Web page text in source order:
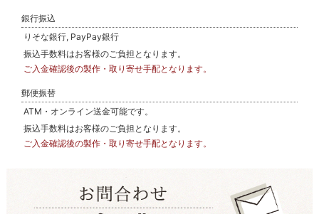
銀行振込
りそな銀行, PayPay銀行
振込手数料はお客様のご負担となります。
ご入金確認後の製作・取り寄せ手配となります。
郵便振替
ATM・オンライン送金可能です。
振込手数料はお客様のご負担となります。
ご入金確認後の製作・取り寄せ手配となります。